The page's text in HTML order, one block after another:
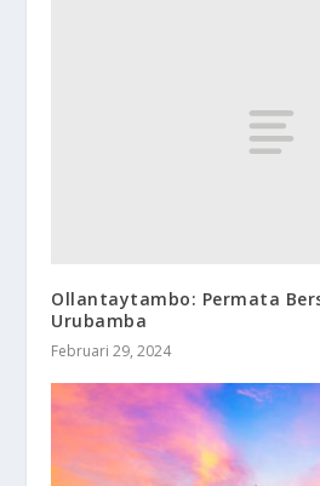
Ollantaytambo: Permata
Urubamba
Februari 29, 2024